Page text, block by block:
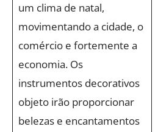
um clima de natal,
movimentando a cidade, o
comércio e fortemente a
economia. Os
instrumentos decorativos
objeto irão proporcionar
belezas e encantamentos